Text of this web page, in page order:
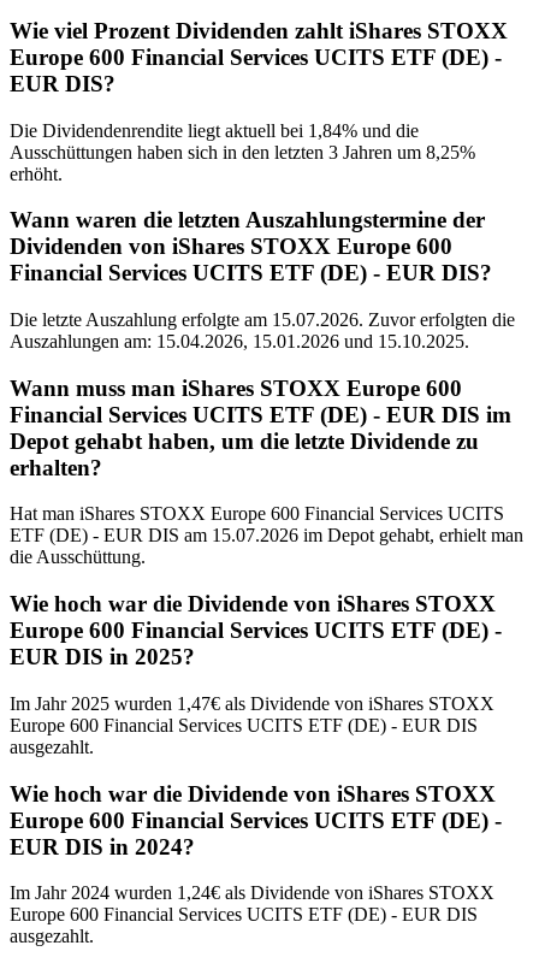
Wie viel Prozent Dividenden zahlt iShares STOXX
Europe 600 Financial Services UCITS ETF (DE) -
EUR DIS?
Die Dividendenrendite liegt aktuell bei 1,84% und die
Ausschüttungen haben sich in den letzten 3 Jahren um 8,25%
erhöht.
Wann waren die letzten Auszahlungstermine der
Dividenden von iShares STOXX Europe 600
Financial Services UCITS ETF (DE) - EUR DIS?
Die letzte Auszahlung erfolgte am 15.07.2026. Zuvor erfolgten die
Auszahlungen am: 15.04.2026, 15.01.2026 und 15.10.2025.
Wann muss man iShares STOXX Europe 600
Financial Services UCITS ETF (DE) - EUR DIS im
Depot gehabt haben, um die letzte Dividende zu
erhalten?
Hat man iShares STOXX Europe 600 Financial Services UCITS
ETF (DE) - EUR DIS am 15.07.2026 im Depot gehabt, erhielt man
die Ausschüttung.
Wie hoch war die Dividende von iShares STOXX
Europe 600 Financial Services UCITS ETF (DE) -
EUR DIS in 2025?
Im Jahr 2025 wurden 1,47€ als Dividende von iShares STOXX
Europe 600 Financial Services UCITS ETF (DE) - EUR DIS
ausgezahlt.
Wie hoch war die Dividende von iShares STOXX
Europe 600 Financial Services UCITS ETF (DE) -
EUR DIS in 2024?
Im Jahr 2024 wurden 1,24€ als Dividende von iShares STOXX
Europe 600 Financial Services UCITS ETF (DE) - EUR DIS
ausgezahlt.